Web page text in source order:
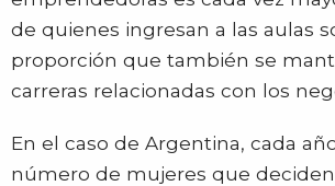
de quienes ingresan a las aulas
proporción que también se
carreras relacionadas con los
En el caso de Argentina, cada
número de mujeres que